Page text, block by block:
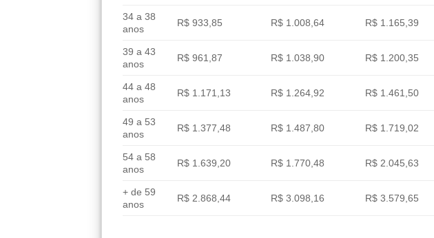
34 a 38
anos
R$ 933,85 R$ 1.008,64 R$ 1.165,39
39 a 43
anos
R$ 961,87 R$ 1.038,90 R$ 1.200,35
44 a 48
anos
R$ 1.171,13 R$ 1.264,92 R$ 1.461,50
49 a 53
anos
R$ 1.377,48 R$ 1.487,80 R$ 1.719,02
54 a 58
anos
R$ 1.639,20 R$ 1.770,48 R$ 2.045,63
+ de 59
anos
R$ 2.868,44 R$ 3.098,16 R$ 3.579,65